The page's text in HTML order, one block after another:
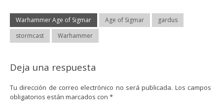
Warhammer Age of Sigmar Age of Sigmar
gardus
stormcast
Warhammer
Deja una respuesta
Tu dirección de correo electrónico no será publicada. Los campos
obligatorios están marcados con *